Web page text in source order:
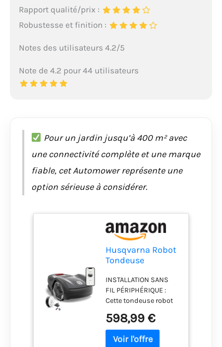
Rapport qualité/prix :
Robustesse et finition :
Notes des utilisateurs 4.2/5
Note de 4.2 pour 44 utilisateurs
Pour un jardin jusqu’à 400 m² avec
une connectivité complète et une marque
fiable, cet Automower représente une
option sérieuse à considérer.
Husqvarna Robot
Tondeuse
Aspire R4 pour
400 m² I Batterie
INSTALLATION SANS
FIL PÉRIPHÉRIQUE :
Cette tondeuse robot
sans câble de
délimitation, utilisant
des limites virtuelles –
598,99 €